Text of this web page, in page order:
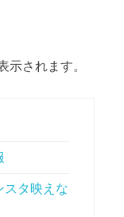
示されます。
タ映えな